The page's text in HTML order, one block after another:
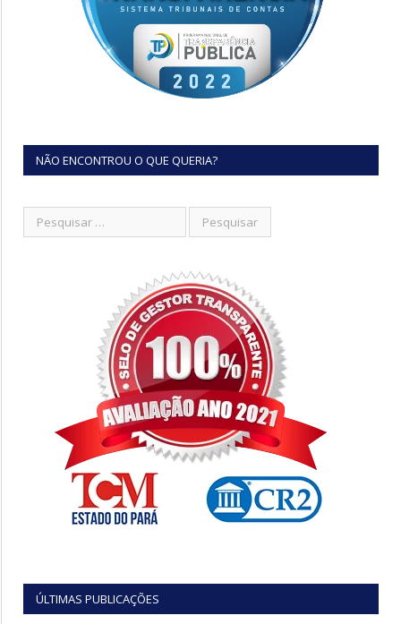
NÃO ENCONTROU O QUE QUERIA?
ÚLTIMAS PUBLICAÇÕES